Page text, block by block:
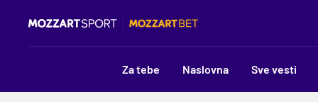
Za tebe Naslovna Sve vesti